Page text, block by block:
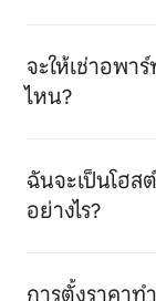
จะให้เช่าอพา
ไหน?
ฉันจะเป็นโฮส
อย่างไร?
การตั้งราคาท